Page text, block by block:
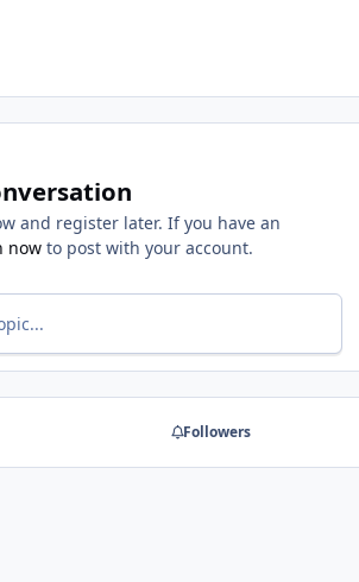
and register later. If you have an
now to post with your account.
Followers